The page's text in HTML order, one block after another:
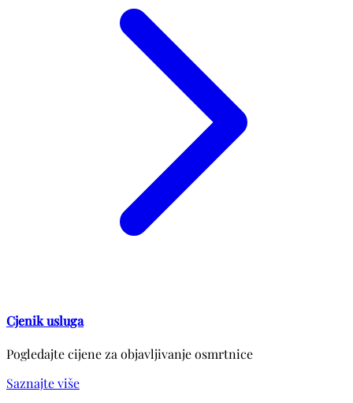
Cjenik usluga
Pogledajte cijene za objavljivanje osmrtnice
Saznajte više